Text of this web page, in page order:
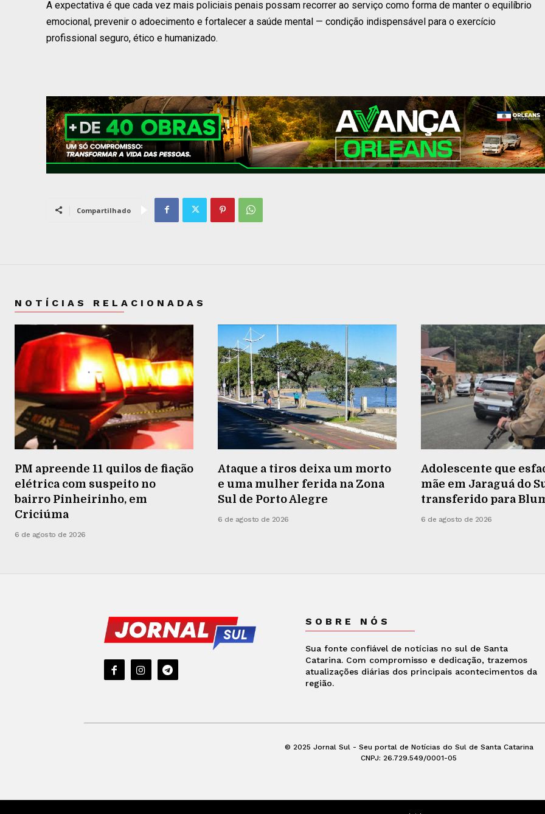
A expectativa é que cada vez mais policiais penais possam recorrer ao serviço como forma de manter o equilíbrio
emocional, prevenir o adoecimento e fortalecer a saúde mental — condição indispensável para o exercício
profissional seguro, ético e humanizado.
Compartilhado
NOTÍCIAS RELACIONADAS
PM apreende 11 quilos de fiação
elétrica com suspeito no
bairro Pinheirinho, em
Criciúma
6 de agosto de 2026
Ataque a tiros deixa um morto
e uma mulher ferida na Zona
Sul de Porto Alegre
6 de agosto de 2026
Adolescente que
mãe em Jaraguá do
transferido para
6 de agosto de 2026
SOBRE NÓS
Sua fonte confiável de notícias no sul de Santa
Catarina. Com compromisso e dedicação, trazemos
atualizações diárias dos principais acontecimentos da
região.
© 2025 Jornal Sul - Seu portal de Notícias do Sul de Santa Catarina
CNPJ: 26.729.549/0001-05